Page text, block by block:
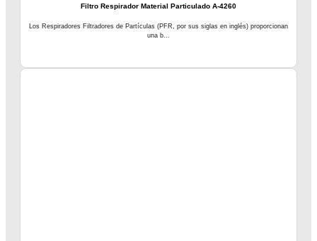
Filtro Respirador Material Particulado A-4260
Los Respiradores Filtradores de Partículas (PFR, por sus siglas en inglés) proporcionan
una b...